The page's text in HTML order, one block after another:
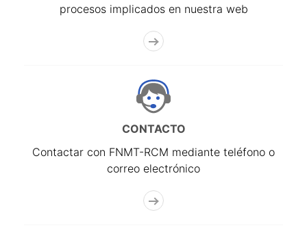
procesos implicados en nuestra web
CONTACTO
Contactar con FNMT-RCM mediante teléfono o
correo electrónico